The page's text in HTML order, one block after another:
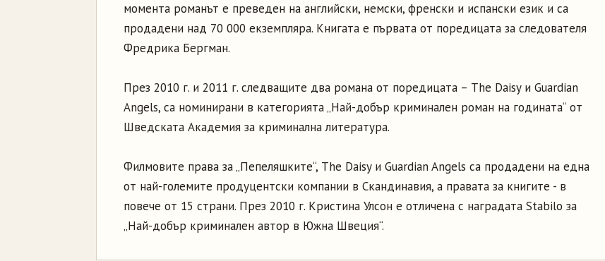
момента романът е преведен на английски, немски, френски и испански език и са
продадени над 70 000 екземпляра. Книгата е първата от поредицата за следователя
Фредрика Бергман.
През 2010 г. и 2011 г. следващите два романа от поредицата – The Daisy и Guardian
Angels, са номинирани в категорията „Най-добър криминален роман на годината“ от
Шведската Академия за криминална литература.
Филмовите права за „Пепеляшките“, The Daisy и Guardian Angels са продадени на една
от най-големите продуцентски компании в Скандинавия, а правата за книгите - в
повече от 15 страни. През 2010 г. Кристина Улсон е отличена с наградата Stabilo за
„Най-добър криминален автор в Южна Швеция“.